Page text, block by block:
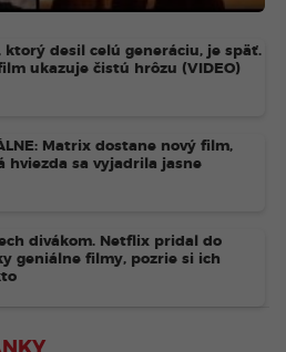
ktorý desil celú generáciu, je späť.
ukazuje čistú hrôzu (VIDEO)
Matrix dostane nový film,
hviezda sa vyjadrila jasne
divákom. Netflix pridal do
geniálne filmy, pozrie si ich